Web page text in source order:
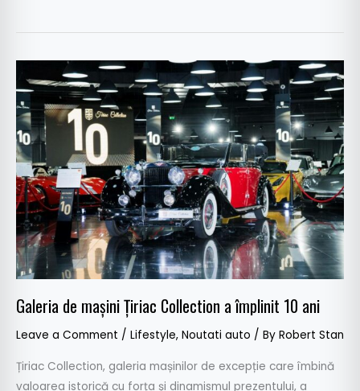
Galeria de mașini Țiriac Collection a împlinit 10 ani
Leave a Comment / Lifestyle, Noutati auto / By Robert Stan
Țiriac Collection, galeria mașinilor de excepție care îmbină
valoarea istorică cu forța și dinamismul prezentului, a
de
mașini
Țiriac
Collection
a
împlinit
10
ani